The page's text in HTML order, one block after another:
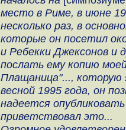
место в Риме, в июне
несколько раз, в
которые он посетил
и Ребекки Джексонов и
послать ему копию
Плащаница"..., которую
весной 1995 года, он
надеется
приветствовал это...